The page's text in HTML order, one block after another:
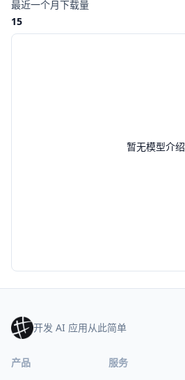
暂无模型介绍
最近一个月下载量
15
开发 AI 应用从此简单
产品 服务